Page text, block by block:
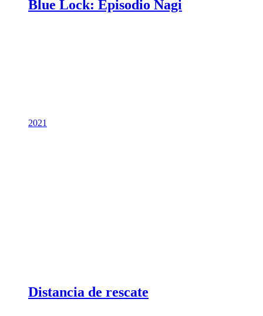
Blue Lock: Episodio Nagi
2021
Distancia de rescate